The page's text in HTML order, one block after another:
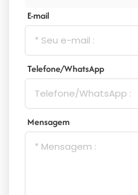
E-mail
Telefone/WhatsApp
Mensagem